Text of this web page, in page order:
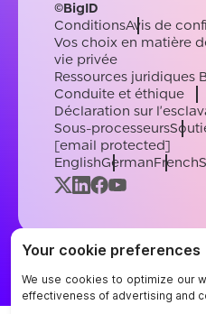
©BigID
ConditionsAvis de
Vos choix en matière
vie privée
Ressources juridiques
Conduite et éthique
Déclaration sur
Sous-processeurs
[email protected]
EnglishGermanFrench